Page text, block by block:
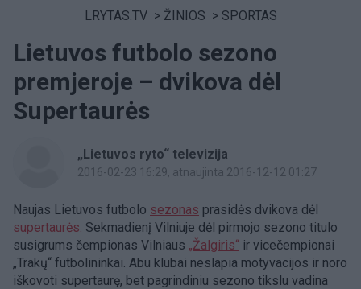
LRYTAS.TV > ŽINIOS > SPORTAS
Lietuvos futbolo sezono
premjeroje – dvikova dėl
Supertaurės
„Lietuvos ryto“ televizija
2016-02-23 16:29, atnaujinta 2016-12-12 01:27
Naujas Lietuvos futbolo sezonas prasidės dvikova dėl
supertaurės. Sekmadienį Vilniuje dėl pirmojo sezono titulo
susigrums čempionas Vilniaus „Žalgiris“ ir vicečempionai
„Trakų“ futbolininkai. Abu klubai neslapia motyvacijos ir noro
iškovoti supertaurę, bet pagrindiniu sezono tikslu vadina